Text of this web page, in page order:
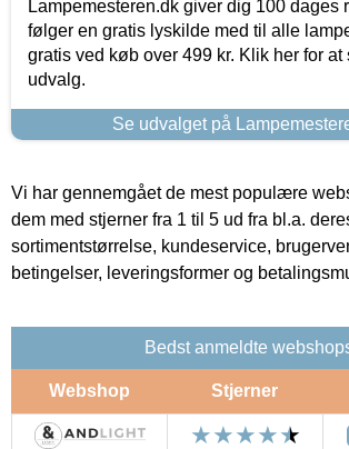
Lampemesteren.dk giver dig 100 dages
følger en gratis lyskilde med til alle
gratis ved køb over 499 kr. Klik her for at
udvalg.
Se udvalget på
Vi har gennemgået de mest populære
dem med stjerner fra 1 til 5 ud fra bl.a.
sortimentstørrelse, kundeservice,
betingelser, leveringsformer og
Bedst anmeldte
Webshop Stjerner